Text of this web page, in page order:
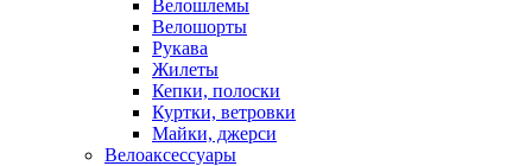
Велошлемы
Велошорты
Рукава
Жилеты
Кепки, полоски
Куртки, ветровки
Майки, джерси
Велоаксессуары